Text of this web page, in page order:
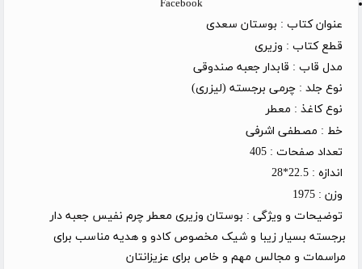
Facebook
عنوان کتاب : بوستان سعدی
قطع کتاب : وزیری
مدل قاب : قابدار جعبه صندوقی
نوع جلد : چرمی برجسته (لیزری)
نوع کاغذ : معطر
خط : مصطفی اشرفی
تعداد صفحات : 405
اندازه : 22.5*28
وزن : 1975
توضیحات و ویژگی : بوستان وزیری معطر چرم نفیس جعبه دار
برجسته بسیار زیبا و شیک مخصوص کادو و هدیه مناسب برای
مراسمات و مجالس مهم و خاص برای عزیزانتان